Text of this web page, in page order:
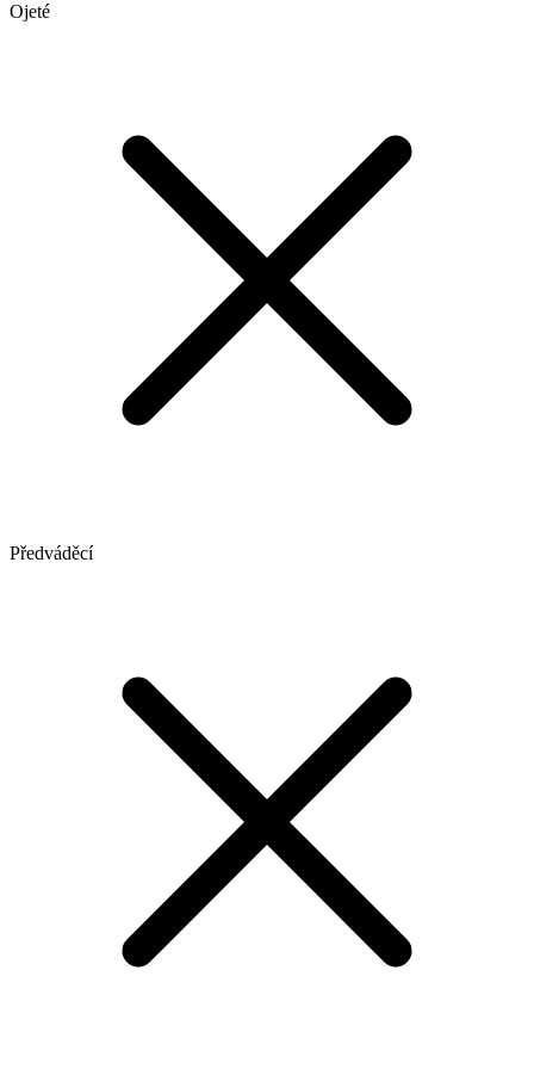
Ojeté
Předváděcí